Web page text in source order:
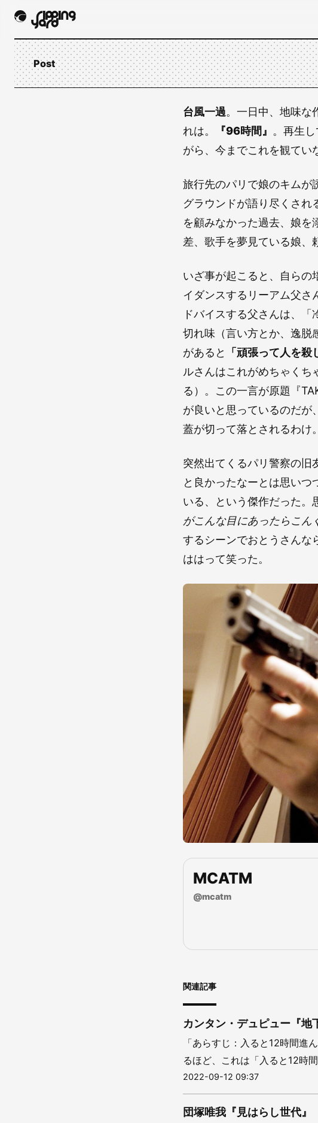
Post
台風一過。一日中、地味な
れは。
『96時間』 。再生し
がら、今までこれを観てい
旅行先のパリで娘のキムが
グラウンドが語り尽くされ
を顧みなかった過去、娘を
差、歌手を夢見ている娘、
いざ事が起こると、自らの
イダンスするリーアム父さ
ドバイスする父さんは、
切れ味（言い方とか、逸脱
があると
「頑張って人を
ルさんはこれがめちゃくち
る）。この一言が原題『
が良いと思っているのだが
蓋が切って落とされるわけ。
突然出てくるパリ警察の旧
と良かったなーとは思い
いる、という傑作だった。
がこんな目にあったらこん
するシーンでおとうさんな
ははって笑った。
MCATM
@mcatm
関連記事
カンタン・デュピュー『地
「あらすじ：入ると12時間進
るほど、これは「入ると12時
2022-09-12 09:37
団塚唯我『見はらし世代』